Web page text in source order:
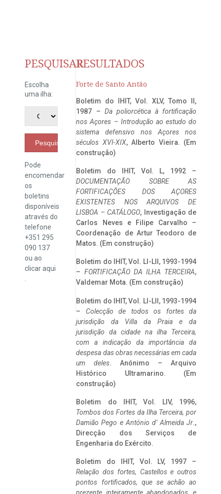
PESQUISAR
Escolha
uma ilha:
Pesquisar
Pode
encomendar
os
boletins
disponíveis
através do
telefone
+351 295
090 137
ou ao
clicaraqui
RESULTADOS
Forte de Santo Antão
Boletim do IHIT, Vol. XLV, Tomo II,
1987 – Da poliorcética à fortificação
nos Açores – Introdução ao estudo do
sistema defensivo nos Açores nos
séculos XVI-XIX, Alberto Vieira. (Em
construção)
Boletim do IHIT, Vol. L, 1992 –
DOCUMENTAÇÃO SOBRE AS
FORTIFICAÇÕES DOS AÇORES
EXISTENTES NOS ARQUIVOS DE
LISBOA – CATÁLOGO, Investigação de
Carlos Neves e Filipe Carvalho –
Coordenação de Artur Teodoro de
Matos. (Em construção)
Boletim do IHIT, Vol. LI-LII, 1993-1994
– FORTIFICAÇÃO DA ILHA TERCEIRA,
Valdemar Mota. (Em construção)
Boletim do IHIT, Vol. LI-LII, 1993-1994
– Colecção de todos os fortes da
jurisdição da Villa da Praia e da
jurisdição da cidade na ilha Terceira,
com a indicação da importância da
despesa das obras necessárias em cada
um deles. Anónimo – Arquivo
Histórico Ultramarino. (Em
construção)
Boletim do IHIT, Vol. LIV, 1996,
Tombos dos Fortes da Ilha Terceira, por
Damião Pego e António d’ Almeida Jr.,
Direcção dos Serviços de
Engenharia do Exército.
Boletim do IHIT, Vol. LV, 1997 –
Relação dos fortes, Castellos e outros
pontos fortificados, que se achão ao